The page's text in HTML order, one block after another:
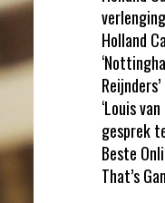
Holland
Reijnders’
‘Louis
gesprek
Beste
That’s